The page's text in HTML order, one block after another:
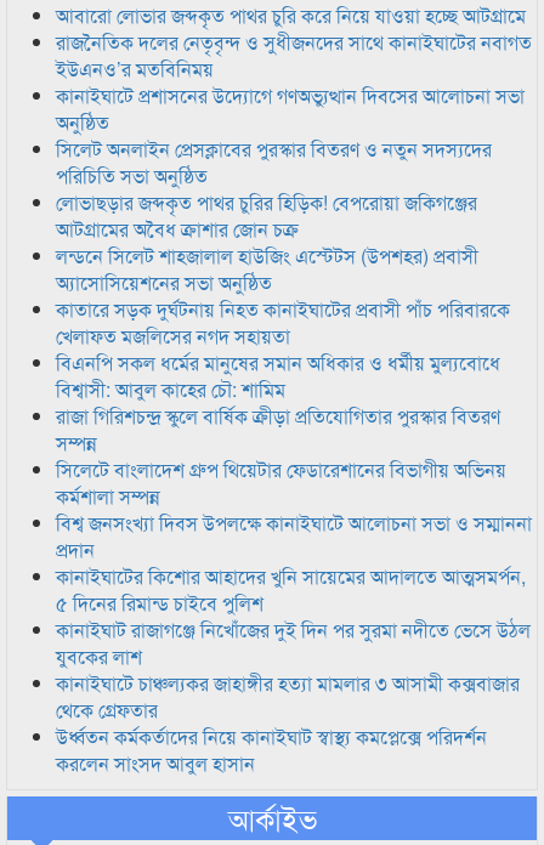
আবারো লোভার জব্দকৃত পাথর চুরি করে নিয়ে যাওয়া হচ্ছে আটগ্রামে
রাজনৈতিক দলের নেতৃবৃন্দ ও সুধীজনদের সাথে কানাইঘাটের নবাগত
ইউএনও’র মতবিনিময়
কানাইঘাটে প্রশাসনের উদ্যোগে গণঅভ্যুত্থান দিবসের আলোচনা সভা
অনুষ্ঠিত
সিলেট অনলাইন প্রেসক্লাবের পুরস্কার বিতরণ ও নতুন সদস্যদের
পরিচিতি সভা অনুষ্ঠিত
লোভাছড়ার জব্দকৃত পাথর চুরির হিড়িক! বেপরোয়া জকিগঞ্জের
আটগ্রামের অবৈধ ক্রাশার জোন চক্র
লন্ডনে সিলেট শাহজালাল হাউজিং এস্টেটস (উপশহর) প্রবাসী
অ্যাসোসিয়েশনের সভা অনুষ্ঠিত
কাতারে সড়ক দুর্ঘটনায় নিহত কানাইঘাটের প্রবাসী পাঁচ পরিবারকে
খেলাফত মজলিসের নগদ সহায়তা
বিএনপি সকল ধর্মের মানুষের সমান অধিকার ও ধর্মীয় মুল্যবোধে
বিশ্বাসী: আবুল কাহের চৌ: শামিম
রাজা গিরিশচন্দ্র স্কুলে বার্ষিক ক্রীড়া প্রতিযোগিতার পুরস্কার বিতরণ
সম্পন্ন
সিলেটে বাংলাদেশ গ্রুপ থিয়েটার ফেডারেশানের বিভাগীয় অভিনয়
কর্মশালা সম্পন্ন
বিশ্ব জনসংখ্যা দিবস উপলক্ষে কানাইঘাটে আলোচনা সভা ও সম্মাননা
প্রদান
কানাইঘাটের কিশোর আহাদের খুনি সায়েমের আদালতে আত্মসমর্পন,
৫ দিনের রিমান্ড চাইবে পুলিশ
কানাইঘাট রাজাগঞ্জে নিখোঁজের দুই দিন পর সুরমা নদীতে ভেসে উঠল
যুবকের লাশ
কানাইঘাটে চাঞ্চল্যকর জাহাঙ্গীর হত্যা মামলার ৩ আসামী কক্সবাজার
থেকে গ্রেফতার
উর্ধ্বতন কর্মকর্তাদের নিয়ে কানাইঘাট স্বাস্থ্য কমপ্লেক্সে পরিদর্শন
করলেন সাংসদ আবুল হাসান
আর্কাইভ